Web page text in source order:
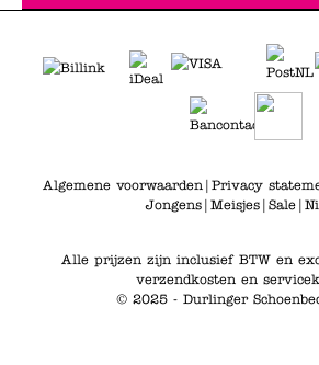
Algemene voorwaarden| Privacy
Jongens| Meisjes| Sale|
Alle prijzen zijn inclusief BTW en
verzendkosten en
© 2025 - Durlinger